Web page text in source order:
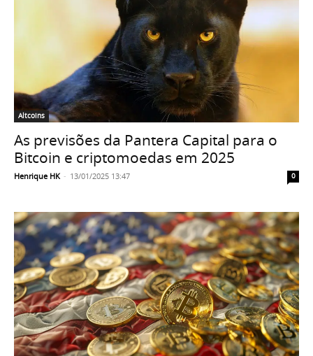
Altcoins
As previsões da Pantera Capital para o
Bitcoin e criptomoedas em 2025
Henrique HK - 13/01/2025 13:47 0